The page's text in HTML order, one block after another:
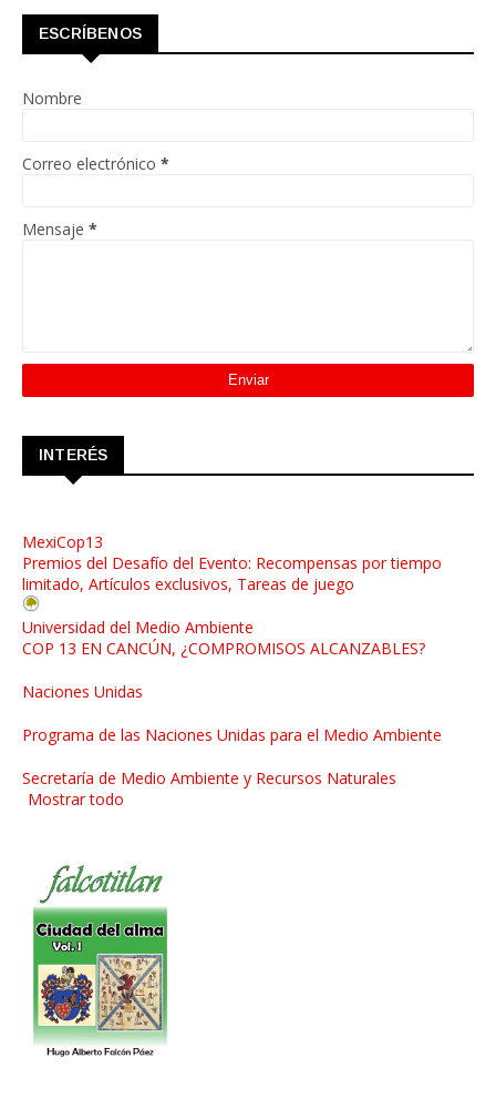
ESCRÍBENOS
Nombre
Correo electrónico *
Mensaje *
INTERÉS
MexiCop13
Premios del Desafío del Evento: Recompensas por tiempo
limitado, Artículos exclusivos, Tareas de juego
Universidad del Medio Ambiente
COP 13 EN CANCÚN, ¿COMPROMISOS ALCANZABLES?
Naciones Unidas
Programa de las Naciones Unidas para el Medio Ambiente
Secretaría de Medio Ambiente y Recursos Naturales
Mostrar todo